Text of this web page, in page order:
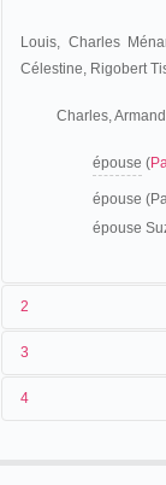
Louis, Charles
Célestine, Rigobert
Charles,
épouse (
épouse
épouse
2
septembre 1890, au
3
4